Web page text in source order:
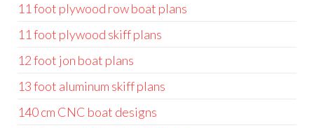
11 foot plywood row boat plans
11 foot plywood skiff plans
12 foot jon boat plans
13 foot aluminum skiff plans
140 cm CNC boat designs